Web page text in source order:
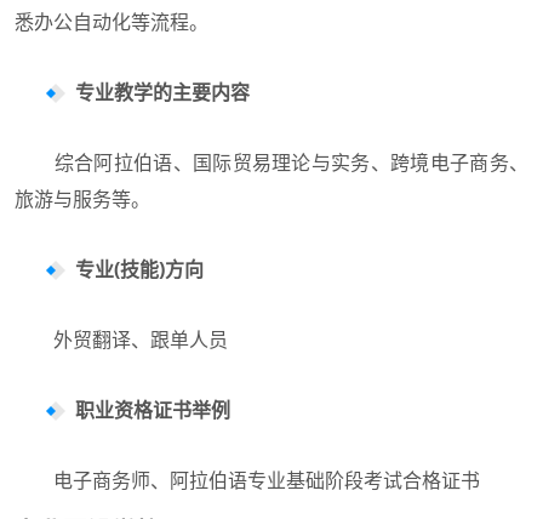
悉办公自动化等流程。
专业教学的主要内容
综合阿拉伯语、国际贸易理论与实务、跨境电子商务、
旅游与服务等。
专业(技能)方向
外贸翻译、跟单人员
职业资格证书举例
电子商务师、阿拉伯语专业基础阶段考试合格证书